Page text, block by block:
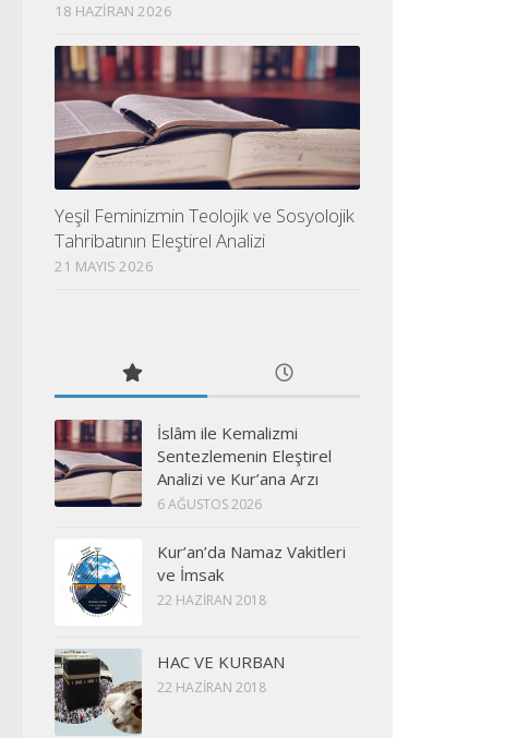
18 HAZIRAN 2026
Yeşil Feminizmin Teolojik ve Sosyolojik
Tahribatının Eleştirel Analizi
21 MAYIS 2026
İslâm ile Kemalizmi
Sentezlemenin Eleştirel
Analizi ve Kur’ana Arzı
6 AĞUSTOS 2026
Kur’an’da Namaz Vakitleri
ve İmsak
22 HAZIRAN 2018
HAC VE KURBAN
22 HAZIRAN 2018